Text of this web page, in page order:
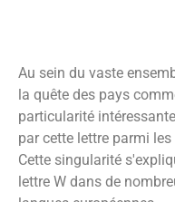
Au sein du vaste
la quête des pays
particularité
par cette lettre parmi
Cette singularité
lettre W dans de